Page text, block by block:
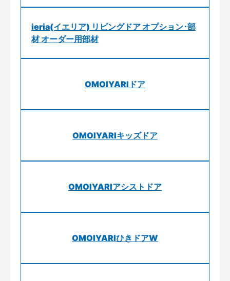
ieria(イエリア) リビングドア オプション･部
材 オーダー用部材
OMOIYARIドア
OMOIYARIキッズドア
OMOIYARIアシストドア
OMOIYARIひきドアW